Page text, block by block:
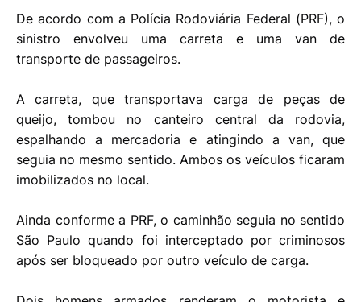
De acordo com a Polícia Rodoviária Federal (PRF), o
sinistro envolveu uma carreta e uma van de
transporte de passageiros.
A carreta, que transportava carga de peças de
queijo, tombou no canteiro central da rodovia,
espalhando a mercadoria e atingindo a van, que
seguia no mesmo sentido. Ambos os veículos ficaram
imobilizados no local.
Ainda conforme a PRF, o caminhão seguia no sentido
São Paulo quando foi interceptado por criminosos
após ser bloqueado por outro veículo de carga.